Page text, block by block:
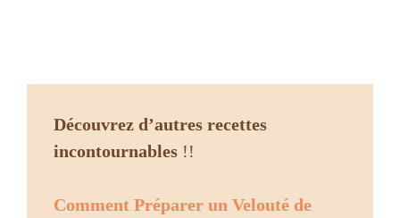
Découvrez d’autres recettes
incontournables !!
Comment Préparer un Velouté de